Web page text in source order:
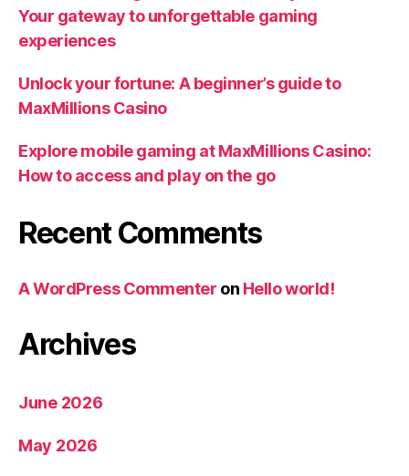
Your gateway to unforgettable gaming
experiences
Unlock your fortune: A beginner’s guide to
MaxMillions Casino
Explore mobile gaming at MaxMillions Casino:
How to access and play on the go
Recent Comments
A WordPress Commenter on Hello world!
Archives
June 2026
May 2026